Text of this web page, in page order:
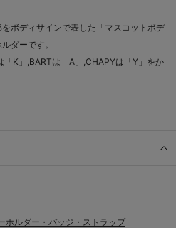
ボディサインで表した「マスコットボデ
ダーです。
K」,BARTは「A」,CHAPYは「Y」をか
ホルダー・バッジ・ストラップ